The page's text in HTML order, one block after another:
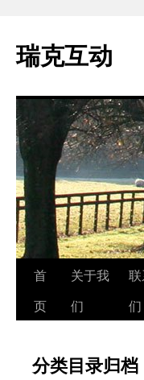
瑞克互动
跳
至
文
首
页
关于我
们
们
分类目录归档